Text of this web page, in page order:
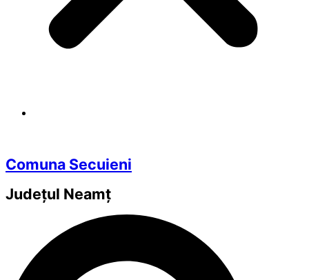
Comuna Secuieni
Județul Neamț